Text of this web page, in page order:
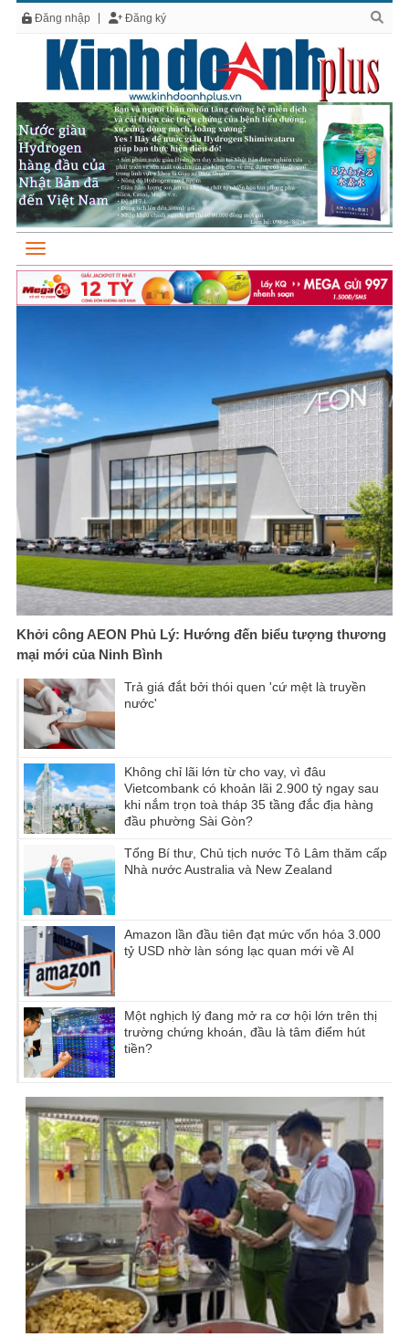
Đăng nhập Đăng ký
Khởi công AEON Phủ Lý: Hướng đến biểu tượng thương
mại mới của Ninh Bình
Trả giá đắt bởi thói quen 'cứ mệt là truyền
nước'
Không chỉ lãi lớn từ cho vay, vì đâu
Vietcombank có khoản lãi 2.900 tỷ ngay sau
khi nắm trọn toà tháp 35 tầng đắc địa hàng
đầu phường Sài Gòn?
Tổng Bí thư, Chủ tịch nước Tô Lâm thăm cấp
Nhà nước Australia và New Zealand
Amazon lần đầu tiên đạt mức vốn hóa 3.000
tỷ USD nhờ làn sóng lạc quan mới về AI
Một nghịch lý đang mở ra cơ hội lớn trên thị
trường chứng khoán, đầu là tâm điểm hút
tiền?